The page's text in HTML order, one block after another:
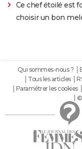
Ce chef étoilé est
choisir un bon
Qui sommes-nous ?
Tous les articles
Paramétrer les cookies